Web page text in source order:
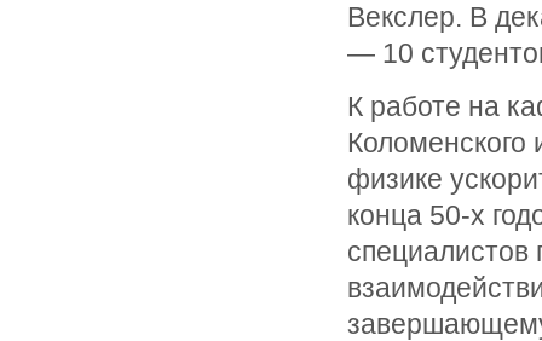
Векслер. В
— 10
К работе на
физике
конца 50-х